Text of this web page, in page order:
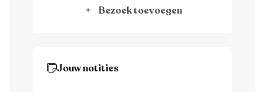
Bezoek toevoegen
Jouw notities